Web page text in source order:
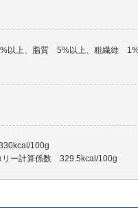
以上、脂質 5%以上、粗繊維
100g
リー計算係数 329.5kcal/100g